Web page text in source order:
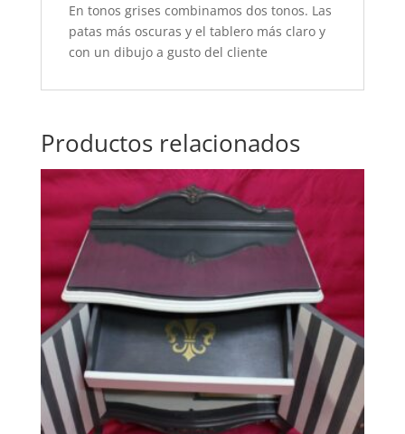
En tonos grises combinamos dos tonos. Las
patas más oscuras y el tablero más claro y
con un dibujo a gusto del cliente
Productos relacionados